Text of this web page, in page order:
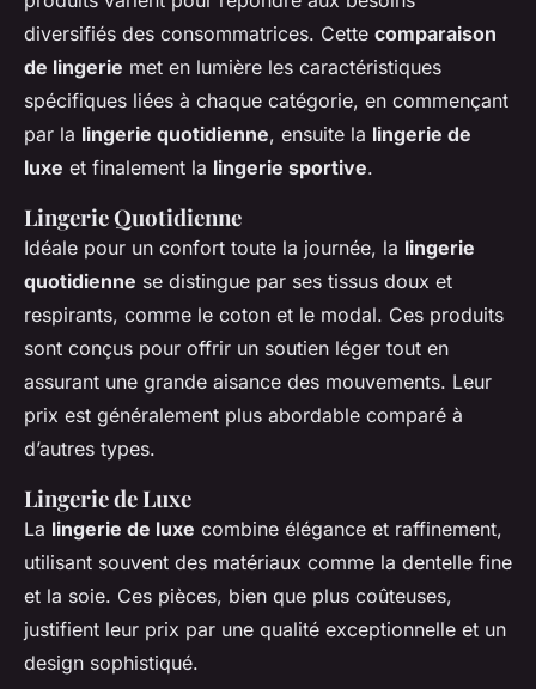
diversifiés des consommatrices. Cette comparaison
de lingerie met en lumière les caractéristiques
spécifiques liées à chaque catégorie, en commençant
par la lingerie quotidienne, ensuite la lingerie de
luxe et finalement la lingerie sportive.
Lingerie Quotidienne
Idéale pour un confort toute la journée, la lingerie
quotidienne se distingue par ses tissus doux et
respirants, comme le coton et le modal. Ces produits
sont conçus pour offrir un soutien léger tout en
assurant une grande aisance des mouvements. Leur
prix est généralement plus abordable comparé à
d’autres types.
Lingerie de Luxe
La lingerie de luxe combine élégance et raffinement,
utilisant souvent des matériaux comme la dentelle fine
et la soie. Ces pièces, bien que plus coûteuses,
justifient leur prix par une qualité exceptionnelle et un
design sophistiqué.